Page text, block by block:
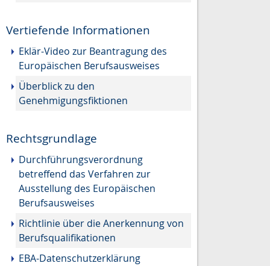
Vertiefende Informationen
Eklär-Video zur Beantragung des
Europäischen Berufsausweises
Überblick zu den
Genehmigungsfiktionen
Rechtsgrundlage
Durchführungsverordnung
betreffend das Verfahren zur
Ausstellung des Europäischen
Berufsausweises
Richtlinie über die Anerkennung von
Berufsqualifikationen
EBA-Datenschutzerklärung